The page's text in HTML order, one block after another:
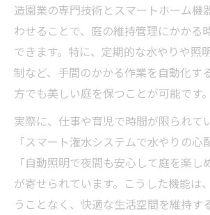
造園業の専門技術とスマートホーム機
わせることで、庭の維持管理にかかる
できます。特に、定期的な水やりや照
制など、手間のかかる作業を自動化す
方でも美しい庭を保つことが可能です。
実際に、仕事や育児で時間が限られて
「スマート潅水システムで水やりの心
「自動照明で夜間も安心して庭を楽し
が寄せられています。こうした機能は
うことなく、快適な生活空間を維持す